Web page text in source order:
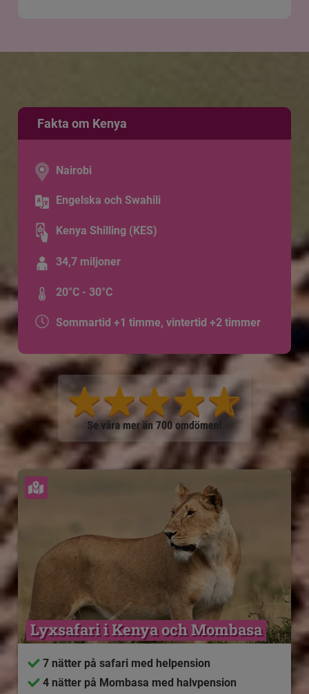
Fakta om Kenya
Nairobi
Engelska och Swahili
Kenya Shilling (KES)
34,7 miljoner
20°C - 30°C
Sommartid +1 timme, vintertid +2 timmer
Lyxsafari i Kenya och Mombasa
7 nätter på safari med helpension
4 nätter på Mombasa med halvpension